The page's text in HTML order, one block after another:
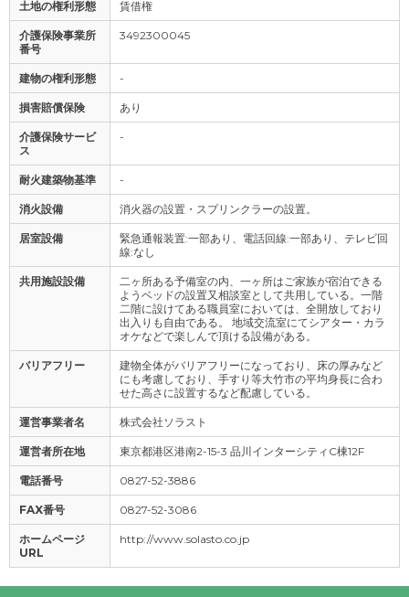
土地の権利形態 賃借権
介護保険事業所
番号
3492300045
建物の権利形態 -
損害賠償保険 あり
介護保険サービ
ス
-
耐火建築物基準 -
消火設備 消火器の設置・スプリンクラーの設置。
居室設備
緊急通報装置:一部あり、電話回線:一部あり、テレビ回
線:なし
共用施設設備
二ヶ所ある予備室の内、一ヶ所はご家族が宿泊できる
ようベッドの設置又相談室として共用している。一階
二階に設けてある職員室においては、全開放しており
出入りも自由である。 地域交流室にてシアター・カラ
オケなどで楽しんで頂ける設備がある。
バリアフリー
建物全体がバリアフリーになっており、床の厚みなど
にも考慮しており、手すり等大竹市の平均身長に合わ
せた高さに設置するなど配慮している。
運営事業者名 株式会社ソラスト
運営者所在地 東京都港区港南2-15-3 品川インターシティC棟12F
電話番号 0827-52-3886
FAX番号 0827-52-3086
ホームページ
URL
http://www.solasto.co.jp